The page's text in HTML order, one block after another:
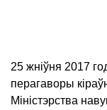
25 жніўня 2017
перагаворы
Міністэрства